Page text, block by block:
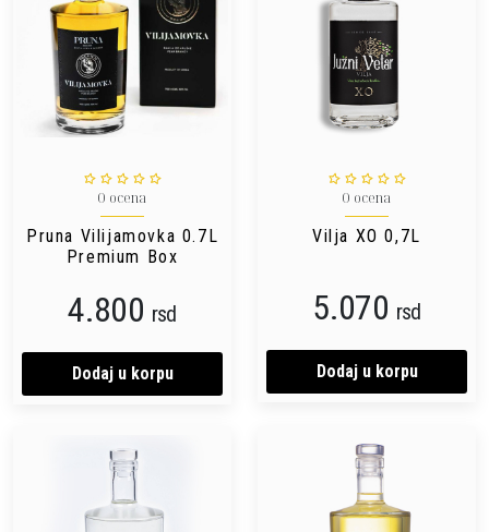
0 ocena
Pruna Vilijamovka 0.7L
Premium Box
4.800 rsd
Dodaj u korpu
0 ocena
Vilja XO 0,7L
5.070 rsd
Dodaj u korpu